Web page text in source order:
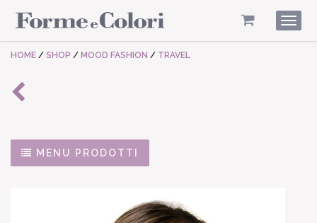
HOME / SHOP / MOOD FASHION / TRAVEL
MENU PRODOTTI